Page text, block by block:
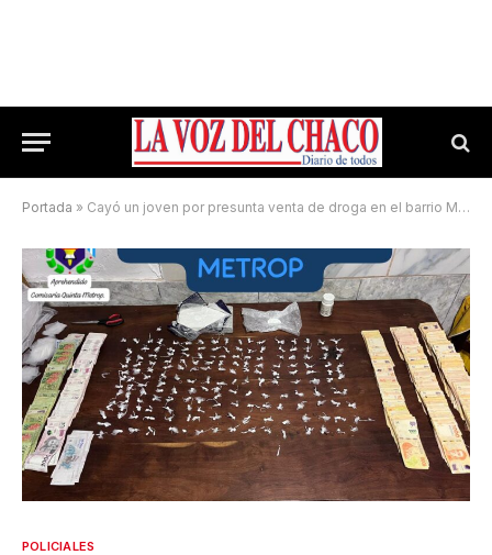
Portada » Cayó un joven por presunta venta de droga en el barrio Mariano Moreno: secuestraron más de un kilo de estupefacientes y casi $800 mil
POLICIALES